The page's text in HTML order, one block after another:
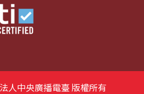
人中央廣播電臺 版權所有